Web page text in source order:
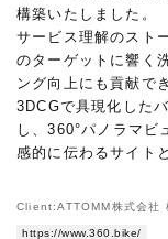
構築いたしました。
サービス理解のスト
のターゲットに響く
ング向上にも貢献で
3DCGで具現化した
し、360°パノラマ
感的に伝わるサイト
Client:ATTOMM株式会社
https://www.360.bike/